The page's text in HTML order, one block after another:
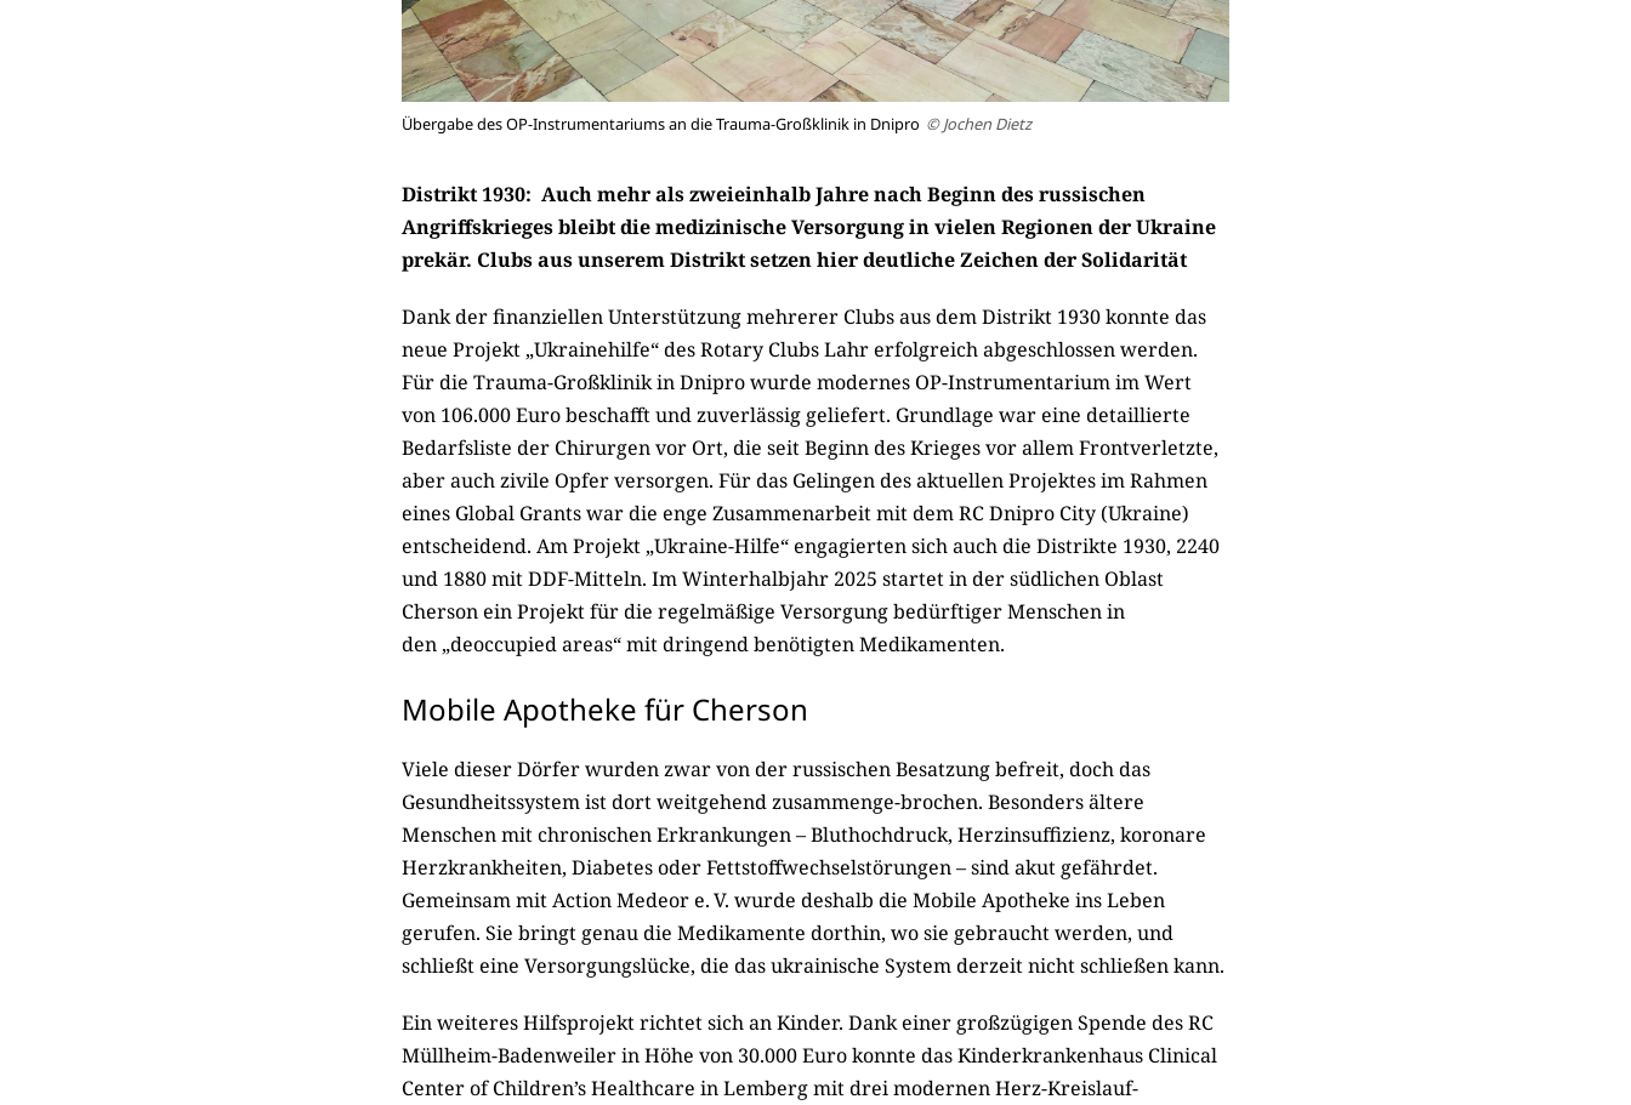
Übergabe des OP-Instrumentariums an die Trauma-Großklinik in Dnipro © Jochen Dietz
Distrikt 1930: Auch mehr als zweieinhalb Jahre nach Beginn des russischen
Angriffskrieges bleibt die medizinische Versorgung in vielen Regionen der Ukraine
prekär. Clubs aus unserem Distrikt setzen hier deutliche Zeichen der Solidarität
Dank der finanziellen Unterstützung mehrerer Clubs aus dem Distrikt 1930 konnte das
neue Projekt „Ukrainehilfe“ des Rotary Clubs Lahr erfolgreich abgeschlossen werden.
Für die Trauma-Großklinik in Dnipro wurde modernes OP-Instrumentarium im Wert
von 106.000 Euro beschafft und zuverlässig geliefert. Grundlage war eine detail­lierte
Bedarfsliste der Chirurgen vor Ort, die seit Beginn des Krieges vor allem Frontverletzte,
aber auch zivile Opfer versorgen. Für das ­Gelingen des aktuellen Projektes im Rahmen
eines ­Global Grants war die enge Zusammenarbeit mit dem RC Dnipro City (Ukraine)
entschei­dend. Am Projekt „Ukraine-Hilfe“ engagierten sich auch die Distrikte 1930, 2240
und 1880 mit DDF-Mitteln. Im Winterhalbjahr 2025 ­startet in der südlichen Oblast
Cherson ein Projekt für die regelmäßige Versorgung bedürftiger Menschen in
den „deoccupied areas“ mit dringend benötigten Medikamenten.
Mobile Apotheke für Cherson
Viele dieser Dörfer wurden zwar von der russischen Besatzung befreit, doch das
Gesundheitssystem ist dort weitgehend zusam­menge-brochen. Besonders ältere
Menschen mit chronischen Erkrankungen – Bluthochdruck, Herzinsuffizienz, koronare
Herzkrankheiten, Diabetes oder Fettstoffwechselstörungen – sind akut gefährdet.
Gemeinsam mit Action Medeor e. V. wurde deshalb die Mobile Apotheke ins Leben
gerufen. Sie bringt genau die Medikamente dorthin, wo sie gebraucht werden, und
schließt eine Versor­gungslücke, die das ukrainische System ­derzeit nicht schließen kann.
Ein weiteres Hilfsprojekt richtet sich an Kinder. Dank einer großzügigen Spende des RC
Müllheim-Badenweiler in Höhe von 30.000 Euro konnte das Kinderkrankenhaus Clinical
Center of Children’s Healthcare in Lemberg mit drei ­modernen Herz-Kreislauf-